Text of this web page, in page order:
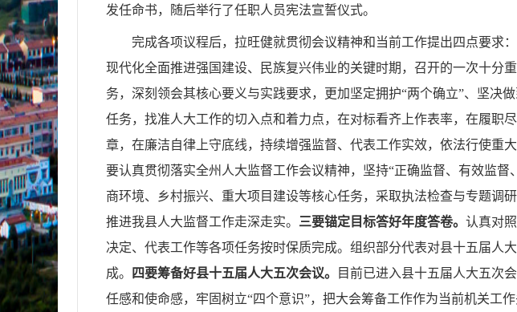
发任命书，随后举行了任职人员宪法宣誓仪式。
完成各项议程后，拉旺健就贯彻会议精神和当前工作提出四点要求：
现代化全面推进强国建设、民族复兴伟业的关键时期，召开的一次十分
务，深刻领会其核心要义与实践要求，更加坚定拥护“两个确立”、坚决
任务，找准人大工作的切入点和着力点，在对标看齐上作表率，在履职
章，在廉洁自律上守底线，持续增强监督、代表工作实效，依法行使重
要认真贯彻落实全州人大监督工作会议精神，坚持“正确监督、有效监
商环境、乡村振兴、重大项目建设等核心任务，采取执法检查与专题调
推进我县人大监督工作走深走实。 三要锚定目标答好年度答卷。 认真对
决定、代表工作等各项任务按时保质完成。组织部分代表对县十五届人
成。
四要筹备好县十五届人大五次会议。
目前已进入县十五届人大五次
任感和使命感，牢固树立“四个意识”，把大会筹备工作作为当前机关工